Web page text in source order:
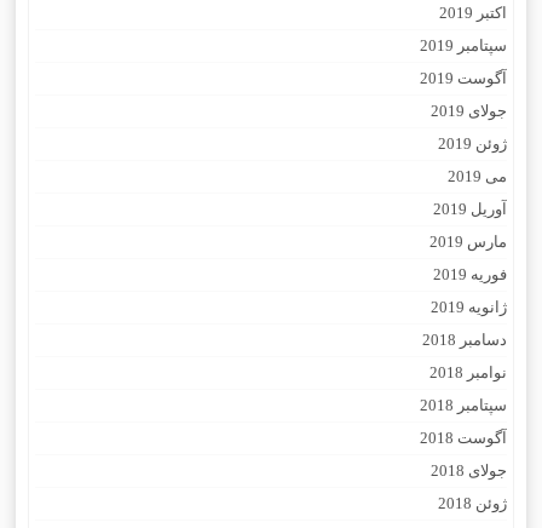
اکتبر 2019
سپتامبر 2019
آگوست 2019
جولای 2019
ژوئن 2019
می 2019
آوریل 2019
مارس 2019
فوریه 2019
ژانویه 2019
دسامبر 2018
نوامبر 2018
سپتامبر 2018
آگوست 2018
جولای 2018
ژوئن 2018